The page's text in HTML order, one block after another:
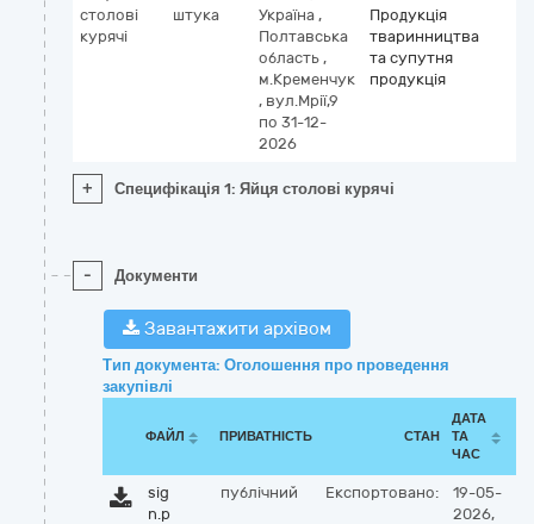
столові
курячі
штука
Україна ,
Полтавська
область ,
м.Кременчук
, вул.Мрії,9
по 31-12-
2026
Продукція
тваринництва
та супутня
продукція
+ Специфікація 1: Яйця столові курячі
- Документи
Завантажити архівом
Тип документа: Оголошення про проведення
закупівлі
ФАЙЛ ПРИВАТНІСТЬ СТАН
ДАТА
ТА
ЧАС
sig
n.p
публічний Експортовано:
19-05-
2026,